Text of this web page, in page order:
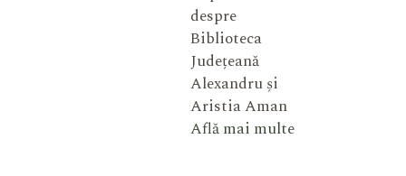
despre
Biblioteca
Județeană
Alexandru și
Aristia Aman
Află mai multe